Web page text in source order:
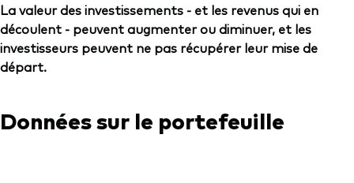
La valeur des investissements - et les revenus qui en
découlent - peuvent augmenter ou diminuer, et les
investisseurs peuvent ne pas récupérer leur mise de
départ.
Données sur le portefeuille